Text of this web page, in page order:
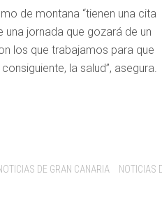
de montana “tienen una cita
jornada que gozará de un
los que trabajamos para que
la salud”, asegura.
DE GRAN CANARIA
NOTICIAS